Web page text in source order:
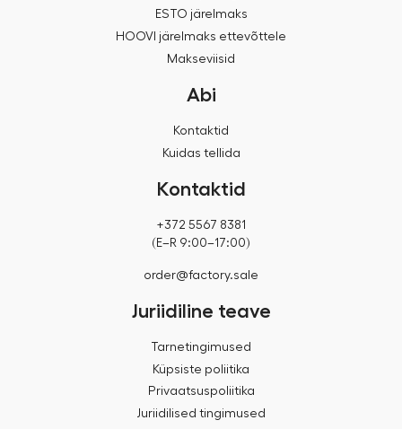
ESTO järelmaks
HOOVI järelmaks ettevõttele
Makseviisid
Abi
Kontaktid
Kuidas tellida
Kontaktid
+372 5567 8381
(E–R 9:00–17:00)
order@factory.sale
Juriidiline teave
Tarnetingimused
Küpsiste poliitika
Privaatsuspoliitika
Juriidilised tingimused